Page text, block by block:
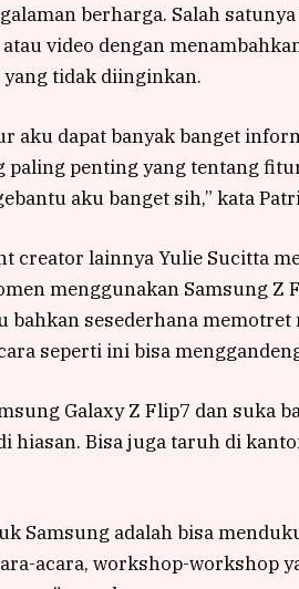
berharga. Salah
video dengan
tidak diinginkan.
aku dapat banyak banget
paling penting yang tentang
aku banget sih,” kata
creator lainnya Yulie Sucitta
menggunakan Samsung
bahkan sesederhana memotret
seperti ini bisa
Galaxy Z Flip7 dan suka
hiasan. Bisa juga taruh di
Samsung adalah bisa
acara, workshop-workshop